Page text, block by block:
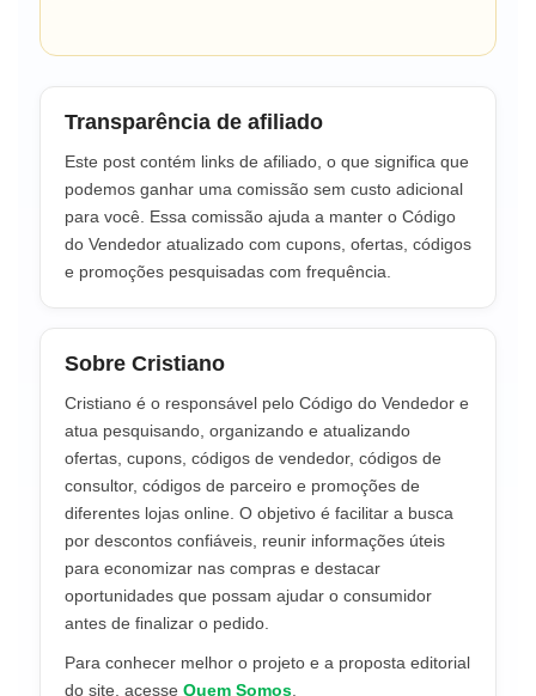
Transparência de afiliado
Este post contém links de afiliado, o que significa que
podemos ganhar uma comissão sem custo adicional
para você. Essa comissão ajuda a manter o Código
do Vendedor atualizado com cupons, ofertas, códigos
e promoções pesquisadas com frequência.
Sobre Cristiano
Cristiano é o responsável pelo Código do Vendedor e
atua pesquisando, organizando e atualizando
ofertas, cupons, códigos de vendedor, códigos de
consultor, códigos de parceiro e promoções de
diferentes lojas online. O objetivo é facilitar a busca
por descontos confiáveis, reunir informações úteis
para economizar nas compras e destacar
oportunidades que possam ajudar o consumidor
antes de finalizar o pedido.
Para conhecer melhor o projeto e a proposta editorial
do site, acesse Quem Somos